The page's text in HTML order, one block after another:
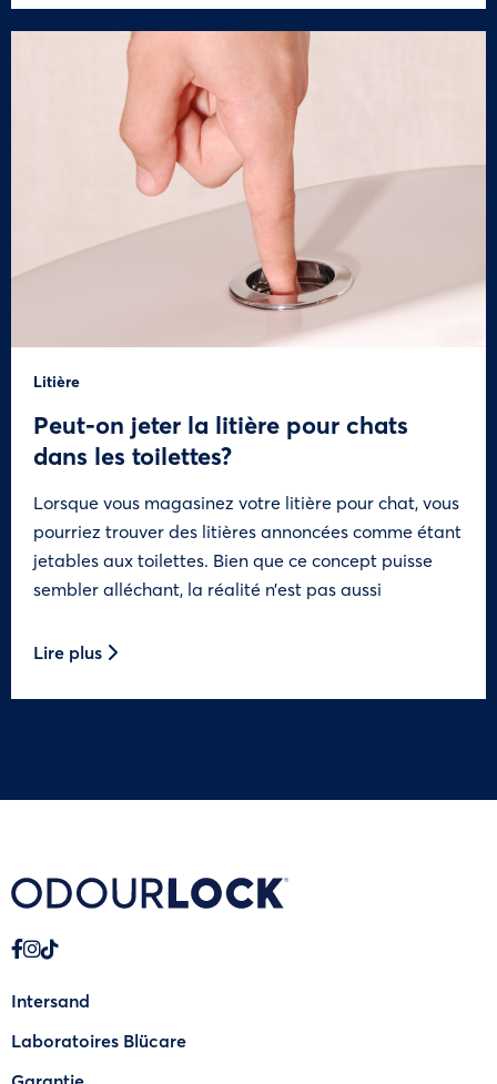
Litière
Peut-on jeter la litière pour chats
dans les toilettes?
Lorsque vous magasinez votre litière pour chat, vous
pourriez trouver des litières annoncées comme étant
jetables aux toilettes. Bien que ce concept puisse
sembler alléchant, la réalité n’est pas aussi
Lire plus
Intersand
Laboratoires Blücare